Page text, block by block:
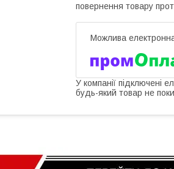
повернення товару
У компанії підключені
будь-який товар не